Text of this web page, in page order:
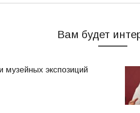
Вам будет
музейных экспозиций